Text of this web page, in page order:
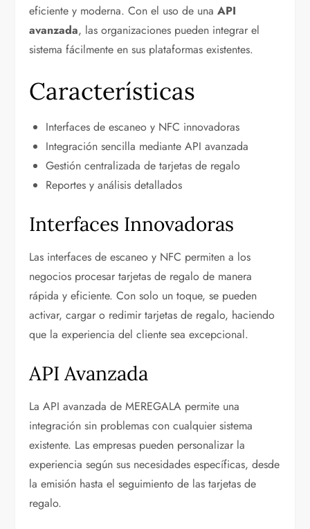
eficiente y moderna. Con el uso de unaAPI
avanzada, las organizaciones pueden integrar el
sistema fácilmente en sus plataformas existentes.
Características
Interfaces de escaneo y NFC innovadoras
Integración sencilla mediante API avanzada
Gestión centralizada de tarjetas de regalo
Reportes y análisis detallados
Interfaces Innovadoras
Las interfaces de escaneo y NFC permiten a los
negocios procesar tarjetas de regalo de manera
rápida y eficiente. Con solo un toque, se pueden
activar, cargar o redimir tarjetas de regalo, haciendo
que la experiencia del cliente sea excepcional.
API Avanzada
La API avanzada de MEREGALA permite una
integración sin problemas con cualquier sistema
existente. Las empresas pueden personalizar la
experiencia según sus necesidades específicas, desde
la emisión hasta el seguimiento de las tarjetas de
regalo.